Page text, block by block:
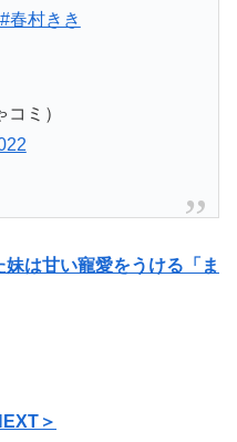
#春村きき
ミ）
妹は甘い寵愛をうける「ま
＞